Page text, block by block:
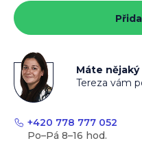
cena:
Máte
Tereza vám
+420 778 777 052